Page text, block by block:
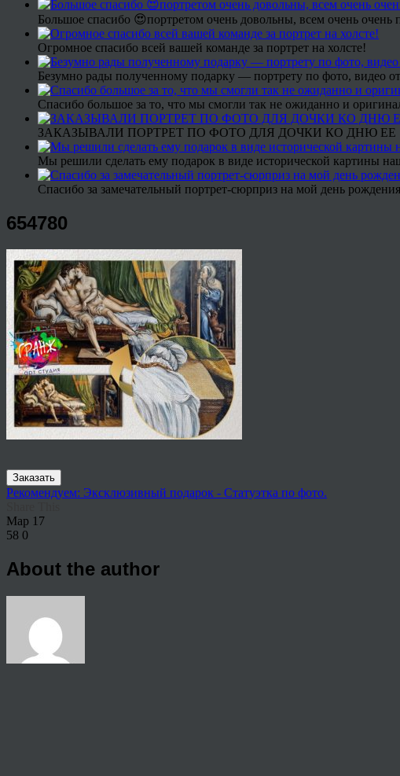
Большое спасибо 😍портретом очень довольны, всем очень очень
Огромное спасибо всей вашей команде за портрет на холсте!
Безумно рады полученному подарку — портрету по фото, видео
Спасибо большое за то, что мы смогли так не ожиданно и
ЗАКАЗЫВАЛИ ПОРТРЕТ ПО ФОТО ДЛЯ ДОЧКИ КО ДНЮ
Мы решили сделать ему подарок в виде исторической картины
Спасибо за замечательный портрет-сюрприз на мой день
654780
Заказать
Рекомендуем: Эксклюзивный подарок - Статуэтка по фото.
Мар 17
58 0
About the author